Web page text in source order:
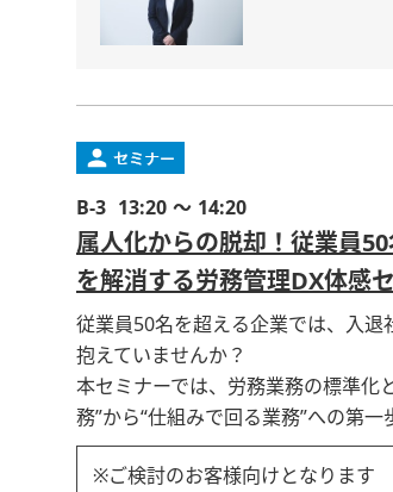
B-3 13:20 ～ 14:20
属人化からの脱却！従業員
を解消する労務管理DX体感
従業員50名を超える企業では、入退
抱えていませんか？
本セミナーでは、労務業務の標準化
務”から“仕組みで回る業務”への第一
※ご検討のお客様向けとなります